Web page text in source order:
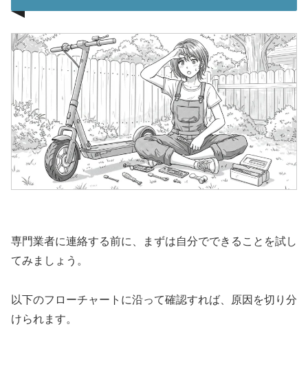
専門業者に連絡する前に、まずは自分でできることを試し
てみましょう。
以下のフローチャートに沿って確認すれば、原因を切り分
けられます。